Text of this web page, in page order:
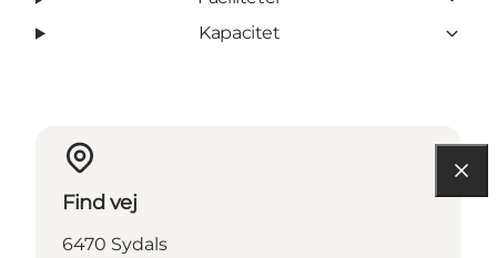
Kapacitet
Find vej
6470 Sydals